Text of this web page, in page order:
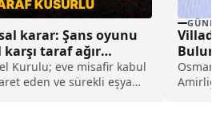
karar: Şans oyunu
taraf ağır
Kurulu; eve misafir kabul
eden ve sürekli eşya
Amirliği